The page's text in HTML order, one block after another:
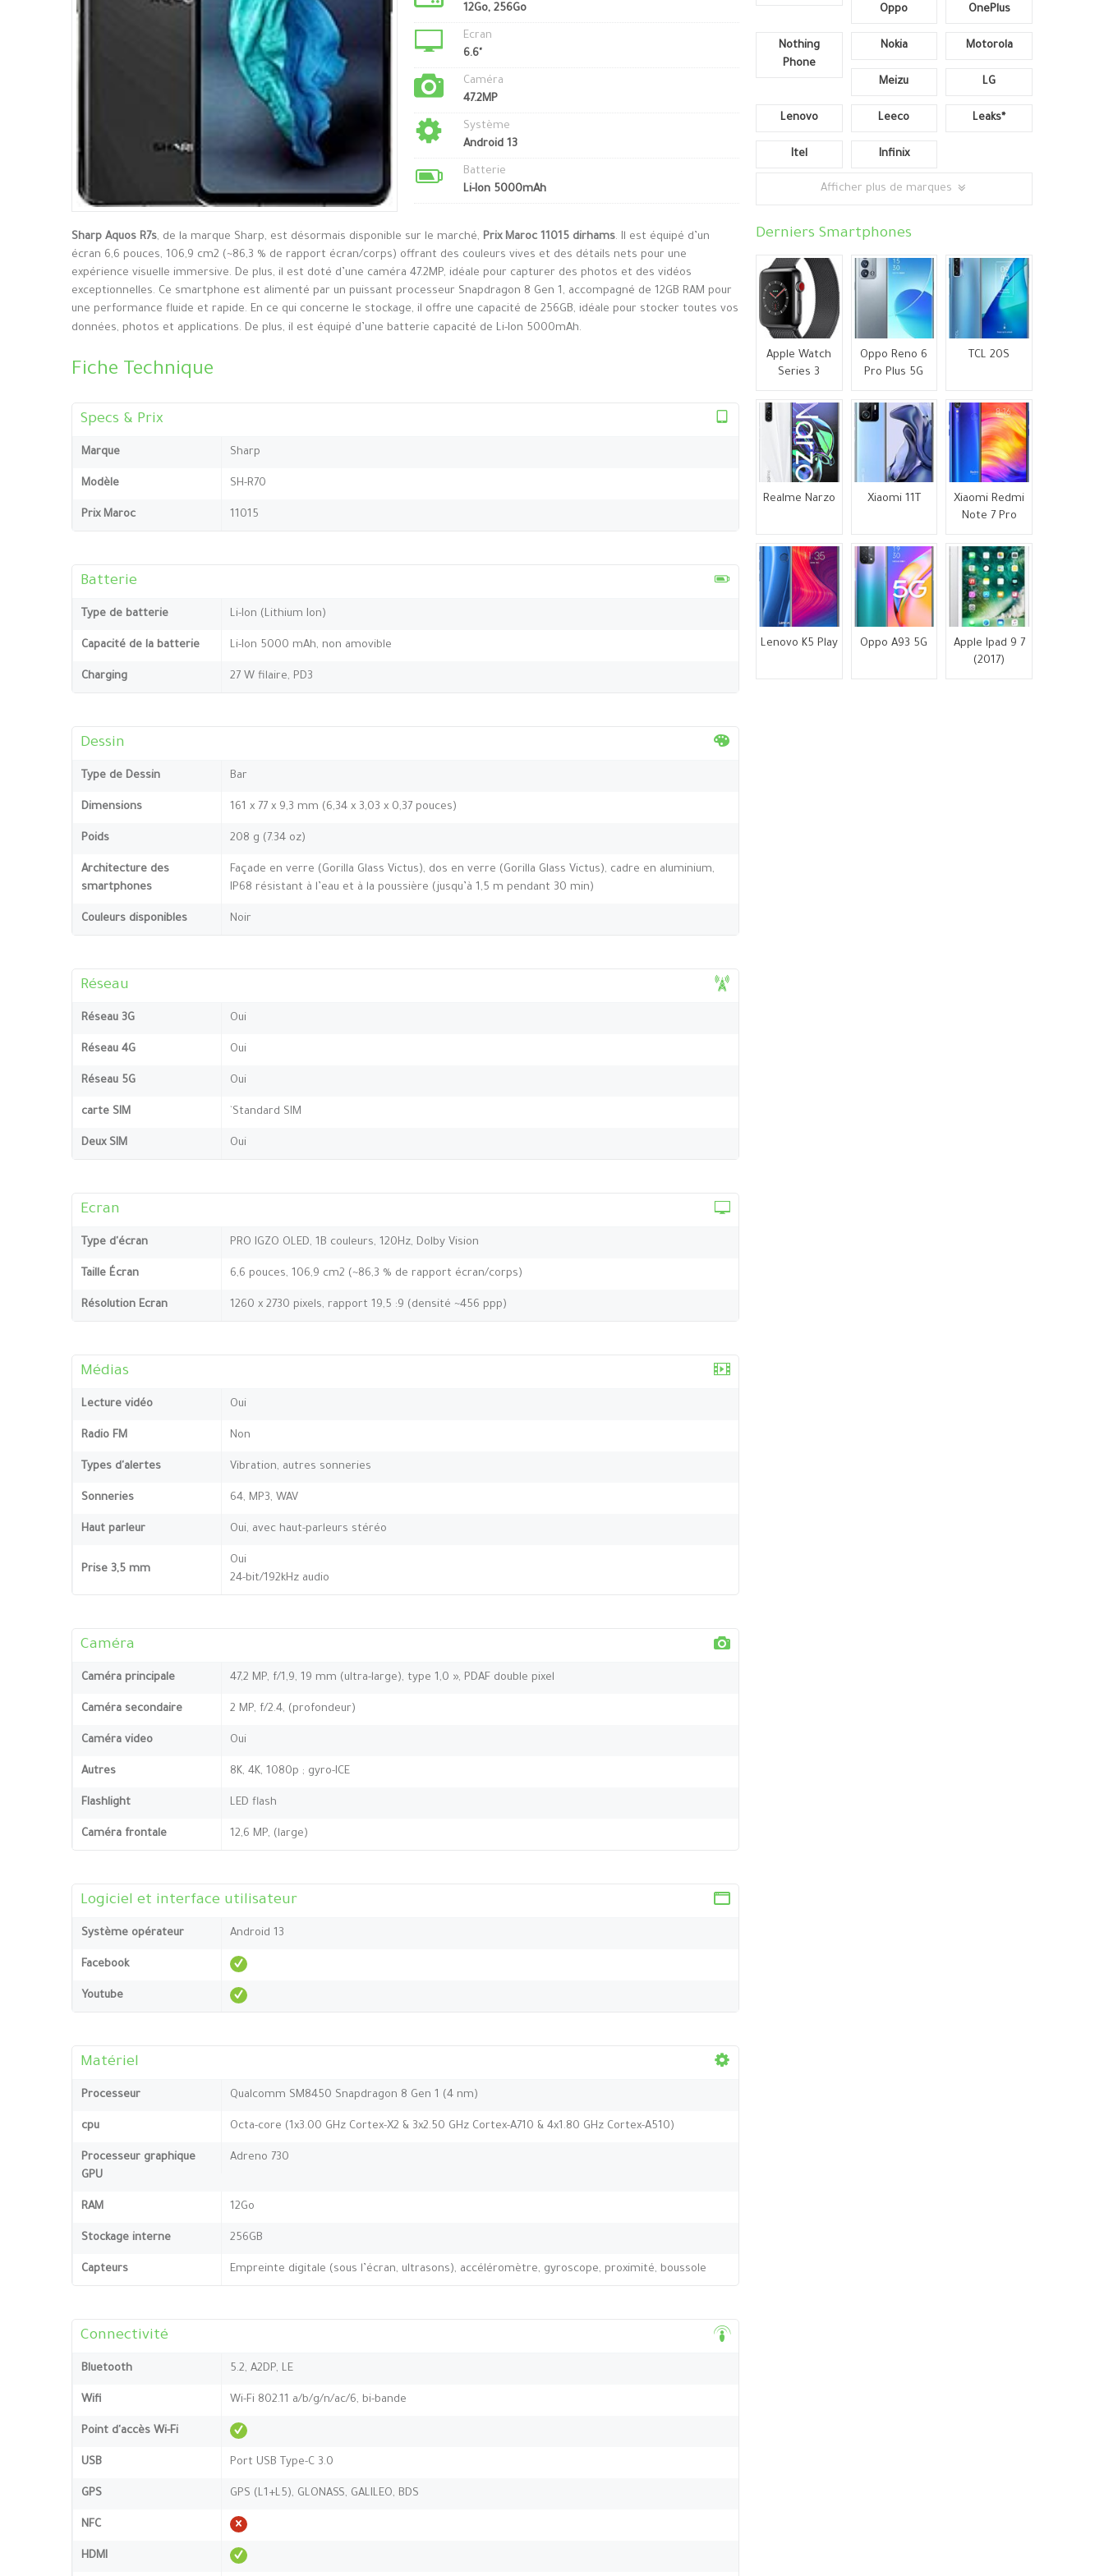
12Go, 256Go
Ecran
6.6"
Caméra
47.2MP
Système
Android 13
Batterie
Li-Ion 5000mAh
Sharp Aquos R7s, de la marque Sharp, est désormais disponible sur le marché, Prix Maroc 11015 dirhams. Il est équipé d’un
écran 6,6 pouces, 106,9 cm2 (~86,3 % de rapport écran/corps) offrant des couleurs vives et des détails nets pour une
expérience visuelle immersive. De plus, il est doté d’une caméra 47.2MP, idéale pour capturer des photos et des vidéos
exceptionnelles. Ce smartphone est alimenté par un puissant processeur Snapdragon 8 Gen 1, accompagné de 12GB RAM pour
une performance fluide et rapide. En ce qui concerne le stockage, il offre une capacité de 256GB, idéale pour stocker toutes vos
données, photos et applications. De plus, il est équipé d’une batterie capacité de Li-Ion 5000mAh.
Fiche Technique
Specs & Prix
Marque Sharp
Modèle SH-R70
Prix Maroc 11015
Batterie
Type de batterie Li-Ion (Lithium Ion)
Capacité de la batterie Li-Ion 5000 mAh, non amovible
Charging 27 W filaire, PD3
Dessin
Type de Dessin Bar
Dimensions 161 x 77 x 9,3 mm (6,34 x 3,03 x 0,37 pouces)
Poids 208 g (7.34 oz)
Architecture des
smartphones
Façade en verre (Gorilla Glass Victus), dos en verre (Gorilla Glass Victus), cadre en aluminium,
IP68 résistant à l’eau et à la poussière (jusqu’à 1,5 m pendant 30 min)
Couleurs disponibles Noir
Réseau
Réseau 3G Oui
Réseau 4G Oui
Réseau 5G Oui
carte SIM `Standard SIM
Deux SIM Oui
Ecran
Type d'écran PRO IGZO OLED, 1B couleurs, 120Hz, Dolby Vision
Taille Écran 6,6 pouces, 106,9 cm2 (~86,3 % de rapport écran/corps)
Résolution Ecran 1260 x 2730 pixels, rapport 19,5 :9 (densité ~456 ppp)
Médias
Lecture vidéo Oui
Radio FM Non
Types d'alertes Vibration, autres sonneries
Sonneries 64, MP3, WAV
Haut parleur Oui, avec haut-parleurs stéréo
Prise 3,5 mm
Oui
24-bit/192kHz audio
Caméra
Caméra principale 47,2 MP, f/1,9, 19 mm (ultra-large), type 1,0 », PDAF double pixel
Caméra secondaire 2 MP, f/2.4, (profondeur)
Caméra video Oui
Autres 8K, 4K, 1080p ; gyro-ICE
Flashlight LED flash
Caméra frontale 12,6 MP, (large)
Logiciel et interface utilisateur
Système opérateur Android 13
Facebook
Youtube
Matériel
Processeur Qualcomm SM8450 Snapdragon 8 Gen 1 (4 nm)
cpu Octa-core (1x3.00 GHz Cortex-X2 & 3x2.50 GHz Cortex-A710 & 4x1.80 GHz Cortex-A510)
Processeur graphique
GPU
Adreno 730
RAM 12Go
Stockage interne 256GB
Capteurs Empreinte digitale (sous l’écran, ultrasons), accéléromètre, gyroscope, proximité, boussole
Connectivité
Bluetooth 5.2, A2DP, LE
Wifi Wi-Fi 802.11 a/b/g/n/ac/6, bi-bande
Point d'accès Wi-Fi
USB Port USB Type-C 3.0
GPS GPS (L1+L5), GLONASS, GALILEO, BDS
NFC
HDMI
Oppo OnePlus
Nothing
Phone
Nokia Motorola
Meizu LG
Lenovo Leeco Leaks*
Itel Infinix
Afficher plus de marques
Derniers Smartphones
Apple Watch
Series 3
Oppo Reno 6
Pro Plus 5G
TCL 20S
Realme Narzo Xiaomi 11T
Xiaomi Redmi
Note 7 Pro
Lenovo K5 Play Oppo A93 5G
Apple Ipad 9 7
(2017)